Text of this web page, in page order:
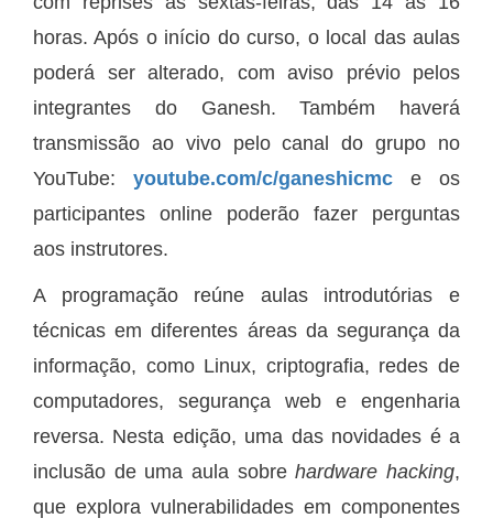
horas. Após o início do curso, o local das aulas
poderá ser alterado, com aviso prévio pelos
integrantes do Ganesh. Também haverá
transmissão ao vivo pelo canal do grupo no
YouTube: youtube.com/c/ganeshicmc e os
participantes online poderão fazer perguntas
aos instrutores.
A programação reúne aulas introdutórias e
técnicas em diferentes áreas da segurança da
informação, como Linux, criptografia, redes de
computadores, segurança web e engenharia
reversa. Nesta edição, uma das novidades é a
inclusão de uma aula sobrehardware hacking,
que explora vulnerabilidades em componentes